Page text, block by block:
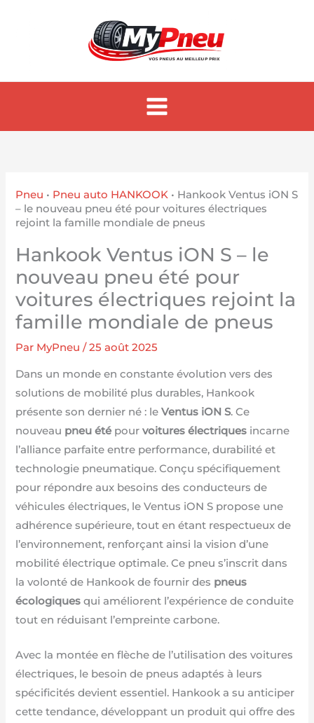
Pneu • Pneu auto HANKOOK • Hankook Ventus iON S​​​​
– le nouveau pneu été pour voitures électriques
rejoint la famille mondiale de pneus
Hankook Ventus iON S​​​​ – le
nouveau pneu été pour
voitures électriques rejoint la
famille mondiale de pneus
Par MyPneu/25 août 2025
Dans un monde en constante évolution vers des
solutions de mobilité plus durables, Hankook
présente son dernier né : leVentus iON S. Ce
nouveau pneu été pourvoitures électriques incarne
l’alliance parfaite entre performance, durabilité et
technologie pneumatique. Conçu spécifiquement
pour répondre aux besoins des conducteurs de
véhicules électriques, le Ventus iON S propose une
adhérence supérieure, tout en étant respectueux de
l’environnement, renforçant ainsi la vision d’une
mobilité électrique optimale. Ce pneu s’inscrit dans
la volonté de Hankook de fournir des pneus
écologiques qui améliorent l’expérience de conduite
tout en réduisant l’empreinte carbone.
Avec la montée en flèche de l’utilisation des voitures
électriques, le besoin de pneus adaptés à leurs
spécificités devient essentiel. Hankook a su anticiper
cette tendance, développant un produit qui offre des